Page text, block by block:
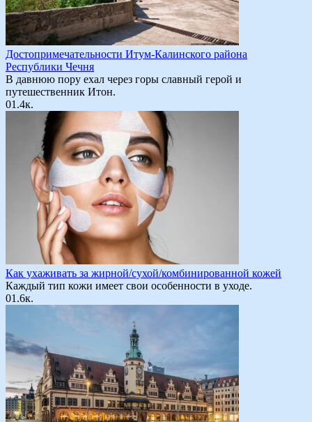
Достопримечательности Итум-Калинского района
Республики Чечня
В давнюю пору ехал через горы славный герой и
путешественник Итон.
01.4к.
Как ухаживать за жирной/сухой/комбинированной кожей
Каждый тип кожи имеет свои особенности в уходе.
01.6к.